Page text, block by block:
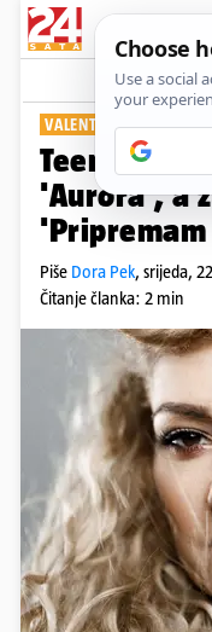
VALENTINA GYEREK
Teenah
'Aurora', a
Piše Dora Pek, srijeda,
Čitanje članka: 2 min